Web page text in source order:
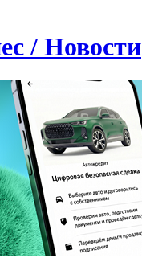
/ Новости